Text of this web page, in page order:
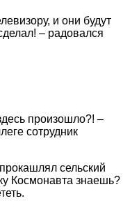
и они будут
– радовался
произошло?! –
сотрудник
сельский
Космонавта знаешь?